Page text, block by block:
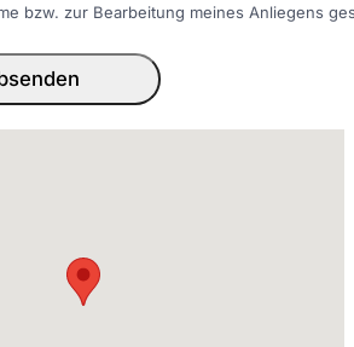
bzw. zur Bearbeitung meines Anliegens